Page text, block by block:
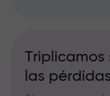
Triplicamos
las pérdidas